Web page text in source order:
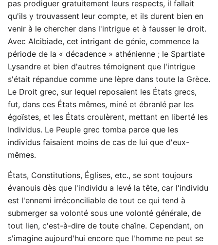
pas prodiguer gratuitement leurs respects, il fallait
qu'ils y trouvassent leur compte, et ils durent bien en
venir à le chercher dans l'intrigue et à fausser le droit.
Avec Alcibiade, cet intrigant de génie, commence la
période de la « décadence » athénienne ; le Spartiate
Lysandre et bien d'autres témoignent que l'intrigue
s'était répandue comme une lèpre dans toute la Grèce.
Le Droit grec, sur lequel reposaient les États grecs,
fut, dans ces États mêmes, miné et ébranlé par les
égoïstes, et les États croulèrent, mettant en liberté les
Individus. Le Peuple grec tomba parce que les
individus faisaient moins de cas de lui que d'eux-
mêmes.
États, Constitutions, Églises, etc., se sont toujours
évanouis dès que l'individu a levé la tête, car l'individu
est l'ennemi irréconciliable de tout ce qui tend à
submerger sa volonté sous une volonté générale, de
tout lien, c'est-à-dire de toute chaîne. Cependant, on
s'imagine aujourd'hui encore que l'homme ne peut se